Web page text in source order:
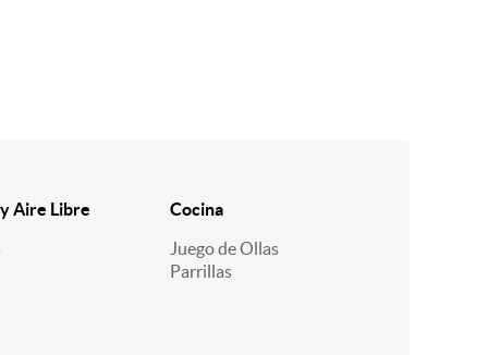
Aire Libre
Cocina
Juego de Ollas
Parrillas